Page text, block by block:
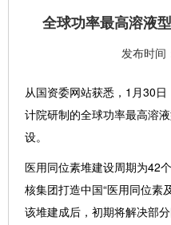
全球功率最高溶液
发布时间
从国资委网站获悉，1月30
计院研制的全球功率最高溶
设。
医用同位素堆建设周期为42
核集团打造中国“医用同位素
该堆建成后，初期将解决部